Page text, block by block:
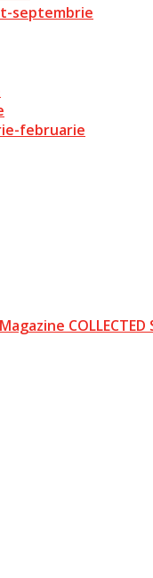
septembrie
februarie
COLLECTED